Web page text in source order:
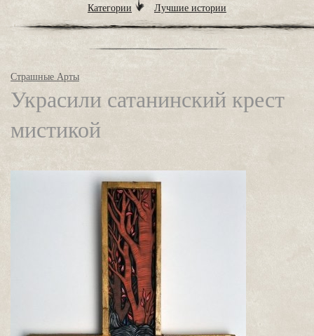
Категории Лучшие истории
Страшные Арты
Украсили сатанинский крест
мистикой